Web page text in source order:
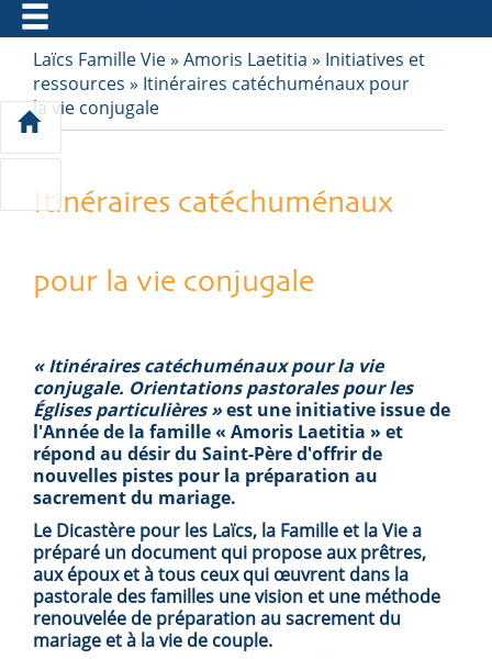
Laïcs Famille Vie» Amoris Laetitia » Initiatives et
ressources » Itinéraires catéchuménaux pour
la vie conjugale
Itinéraires catéchuménaux
pour la vie conjugale
« Itinéraires catéchuménaux pour la vie
conjugale. Orientations pastorales pour les
Églises particulières »est une initiative issue de
l'Année de la famille « Amoris Laetitia » et
répond au désir du Saint-Père d'offrir de
nouvelles pistes pour la préparation au
sacrement du mariage.
Le Dicastère pour les Laïcs, la Famille et la Vie a
préparé un document qui propose aux prêtres,
aux époux et à tous ceux qui œuvrent dans la
pastorale des familles une vision et une méthode
renouvelée de préparation au sacrement du
mariage et à la vie de couple.